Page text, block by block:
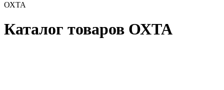
ОХТА
Каталог товаров ОХТА